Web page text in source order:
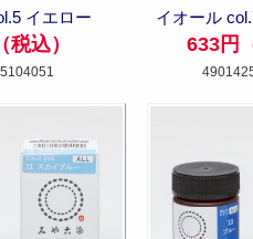
イエロー
税込）
イオール
633円